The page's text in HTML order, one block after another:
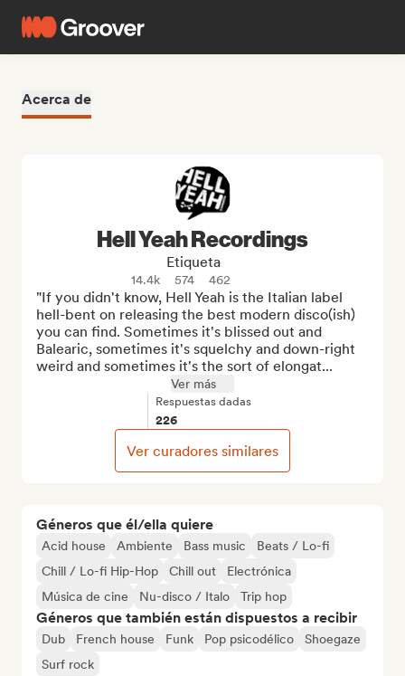
Acerca de
Géneros que él/ella quiere
Acid house Ambiente Bass music
Beats / Lo-fi
Chill / Lo-fi Hip-Hop
Chill out
Electrónica
Música de cine
Nu-disco / Italo Trip hop
Géneros que también están dispuestos a recibir
Dub French house Funk Pop psicodélico
Shoegaze
Surf rock
Hell Yeah Recordings
Etiqueta
14.4k 574 462
"If you didn't know, Hell Yeah is the Italian label
hell-bent on releasing the best modern disco(ish)
you can find. Sometimes it's blissed out and
Balearic, sometimes it's squelchy and down-right
weird and sometimes it's the sort of elongat...
Ver más
Respuestas dadas
226
Ver curadores similares